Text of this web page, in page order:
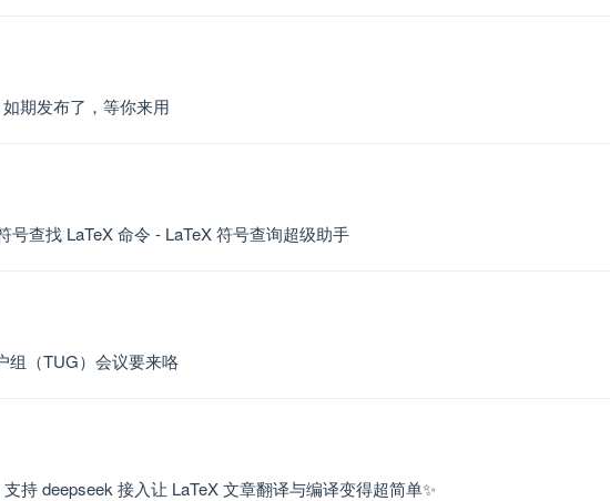
期发布了，等你来用
号查找 LaTeX 命令 - LaTeX 符号查询超级助手
组（TUG）会议要来咯
持 deepseek 接入让 LaTeX 文章翻译与编译变得超简单✨